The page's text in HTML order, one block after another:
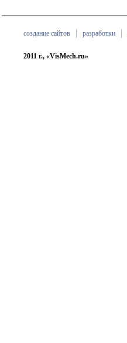
создание сайтов разработки
2011 г., «VisMech.ru»